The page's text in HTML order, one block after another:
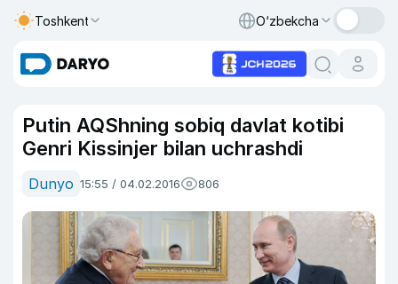
Toshkent O‘zbekcha
Putin AQShning sobiq davlat kotibi
Genri Kissinjer bilan uchrashdi
Dunyo 15:55 / 04.02.2016 806